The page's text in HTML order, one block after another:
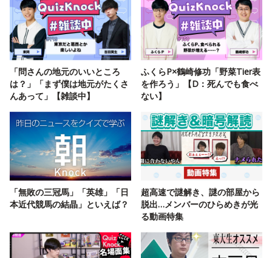
「問さんの地元のいいところ
は？」「まず僕は地元がたくさ
んあって」【雑談中】
ふくらP×鶴崎修功「野菜Tier表
を作ろう」【D：死んでも食べ
ない】
「無敗の三冠馬」「英雄」「日
本近代競馬の結晶」といえば？
超高速で謎解き、謎の部屋から
脱出…メンバーのひらめきが光
る動画特集